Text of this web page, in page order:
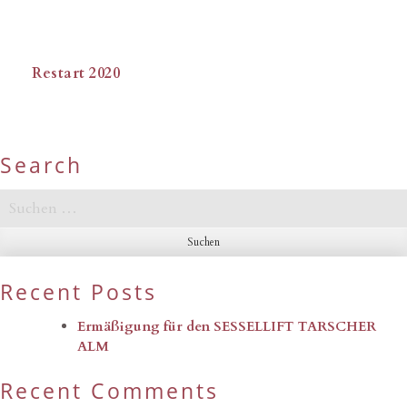
Restart 2020
Search
Suchen
nach:
Recent Posts
Ermäßigung für den SESSELLIFT TARSCHER
ALM
Recent Comments